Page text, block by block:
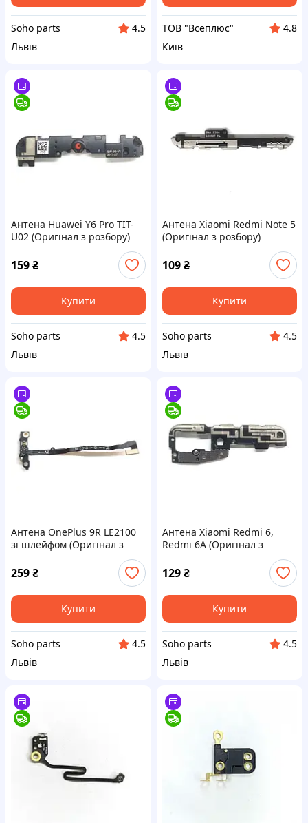
Soho parts
4.5
Львів
ТОВ "Всеплюс"
4.8
Київ
Антена Huawei Y6 Pro TIT-
U02 (Оригінал з розбору)
159₴
Купити
Soho parts
4.5
Львів
Антена Xiaomi Redmi Note 5
(Оригінал з розбору)
109₴
Купити
Soho parts
4.5
Львів
Антена OnePlus 9R LE2100
зі шлейфом (Оригінал з
259₴
Купити
Soho parts
4.5
Львів
Антена Xiaomi Redmi 6,
Redmi 6A (Оригінал з
129₴
Купити
Soho parts
4.5
Львів